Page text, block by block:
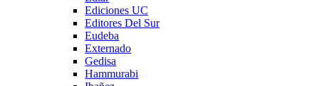
Ediciones UC
Editores Del Sur
Eudeba
Externado
Gedisa
Hammurabi